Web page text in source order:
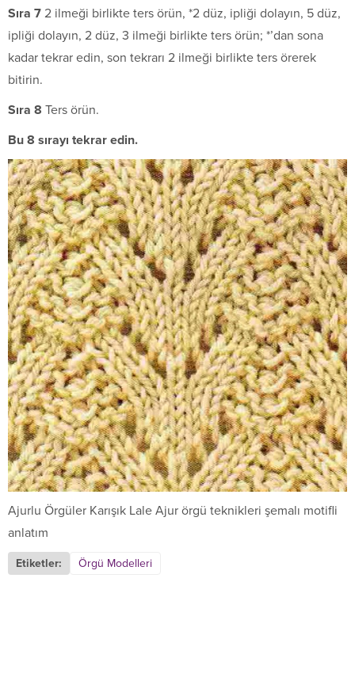
Sıra 7 2 ilmeği birlikte ters örün, *2 düz, ipliği dolayın, 5 düz,
ipliği dolayın, 2 düz, 3 ilmeği birlikte ters örün; *’dan sona
kadar tekrar edin, son tekrarı 2 ilmeği birlikte ters örerek
bitirin.
Sıra 8 Ters örün.
Bu 8 sırayı tekrar edin.
Ajurlu Örgüler Karışık Lale Ajur örgü teknikleri şemalı motifli
anlatım
Etiketler: Örgü Modelleri